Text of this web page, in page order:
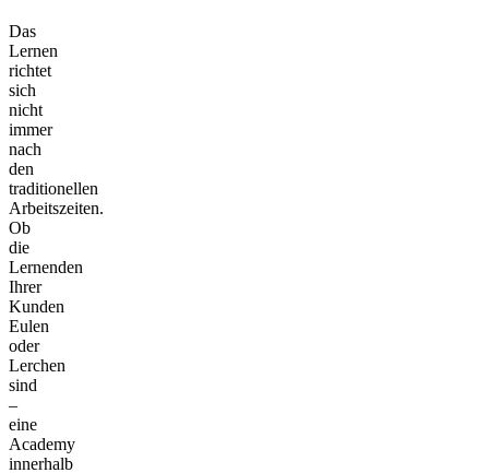
Das
Lernen
richtet
sich
nicht
immer
nach
den
traditionellen
Arbeitszeiten.
Ob
die
Lernenden
Ihrer
Kunden
Eulen
oder
Lerchen
sind
–
eine
Academy
innerhalb